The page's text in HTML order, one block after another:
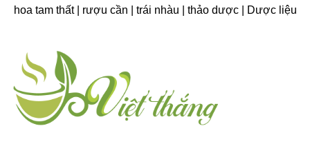
hoa tam thất | rượu cần | trái nhàu | thảo dược | Dược liệu